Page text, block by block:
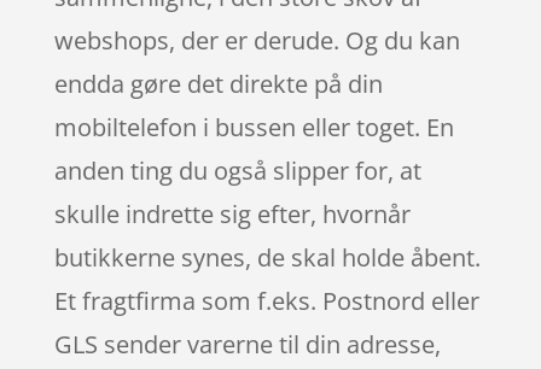
webshops, der er derude. Og du kan
endda gøre det direkte på din
mobiltelefon i bussen eller toget. En
anden ting du også slipper for, at
skulle indrette sig efter, hvornår
butikkerne synes, de skal holde åbent.
Et fragtfirma som f.eks. Postnord eller
GLS sender varerne til din adresse,